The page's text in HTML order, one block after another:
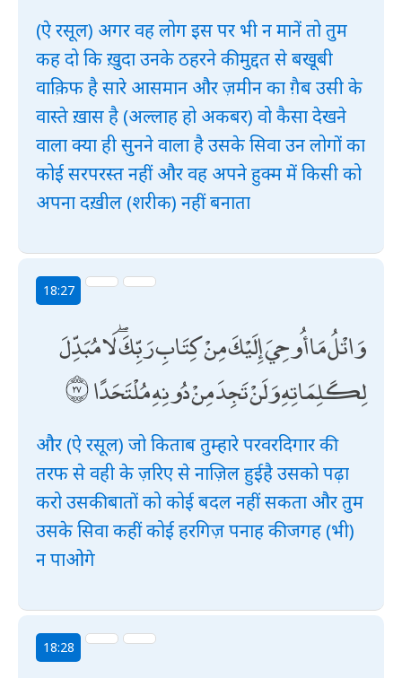
(ऐ रसूल) अगर वह लोग इस पर भी न मानें तो तुम
कह दो कि ख़ुदा उनके ठहरने की मुद्दत से बखूबी
वाक़िफ है सारे आसमान और ज़मीन का ग़ैब उसी के
वास्ते ख़ास है (अल्लाह हो अकबर) वो कैसा देखने
वाला क्या ही सुनने वाला है उसके सिवा उन लोगों का
कोई सरपरस्त नहीं और वह अपने हुक्म में किसी को
अपना दख़ील (शरीक) नहीं बनाता
18:27
وَاتْلُ مَا أُوحِيَ إِلَيْكَ مِنْ كِتَابِ رَبِّكَ ۖ لَا مُبَدِّلَ
لِكَلِمَاتِهِ وَلَنْ تَجِدَ مِنْ دُونِهِ مُلْتَحَدًا
और (ऐ रसूल) जो किताब तुम्हारे परवरदिगार की
तरफ से वही के ज़रिए से नाज़िल हुईहै उसको पढ़ा
करो उसकी बातों को कोई बदल नहीं सकता और तुम
उसके सिवा कहीं कोई हरगिज़ पनाह की जगह (भी)
न पाओगे
18:28